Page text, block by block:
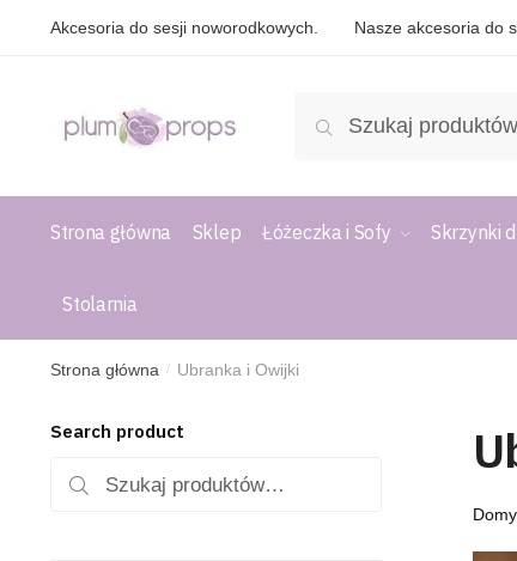
Akcesoria do sesji noworodkowych. Nasze akcesoria do
Szukaj
Strona główna Sklep Łóżeczka i Sofy Skrzynki
Stolarnia
Strona główna / Ubranka i Owijki
Search product
Szukaj